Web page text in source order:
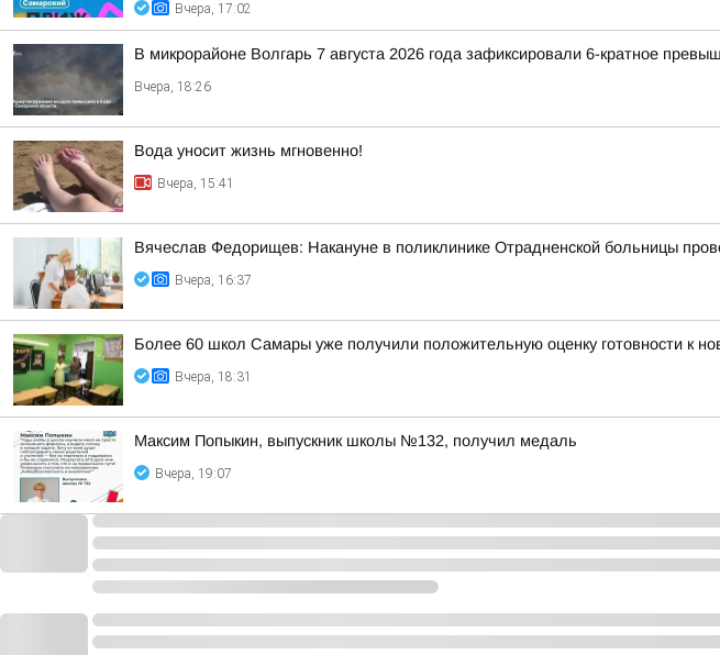
Вчера, 17:02
В микрорайоне Волгарь 7 августа 2026 года зафиксировали 6-кратное
Вчера, 18:26
Вода уносит жизнь мгновенно!
Вчера, 15:41
Вячеслав Федорищев: Накануне в поликлинике Отрадненской больницы
Вчера, 16:37
Более 60 школ Самары уже получили положительную оценку готовности к
Вчера, 18:31
Максим Попыкин, выпускник школы №132, получил медаль
Вчера, 19:07